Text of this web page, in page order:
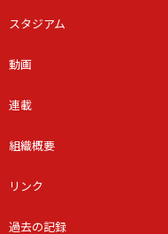
スタジアム
動画
連載
組織概要
リンク
過去の記録